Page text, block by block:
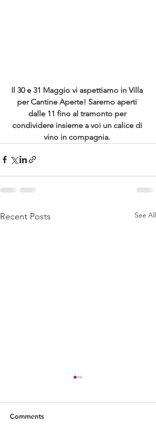
Il 30 e 31 Maggio vi aspettiamo in Villa
per Cantine Aperte! Saremo aperti
dalle 11 fino al tramonto per
condividere insieme a voi un calice di
vino in compagnia.
Recent Posts See All
Comments